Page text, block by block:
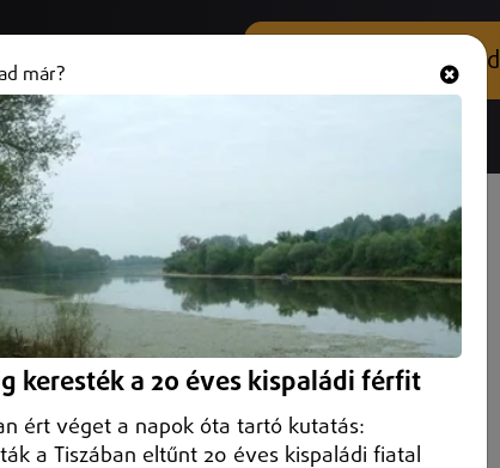
+36 (20) 316 3000 Hallgasd és nézd
kerülhet a TritonLife
egészségügyi intézményeket, köztük egy debreceni
már?
keresték a 20 éves kispaládi férfit
ért véget a napok óta tartó kutatás:
a Tiszában eltűnt 20 éves kispaládi fiatal